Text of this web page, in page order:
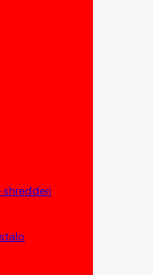
shredderi